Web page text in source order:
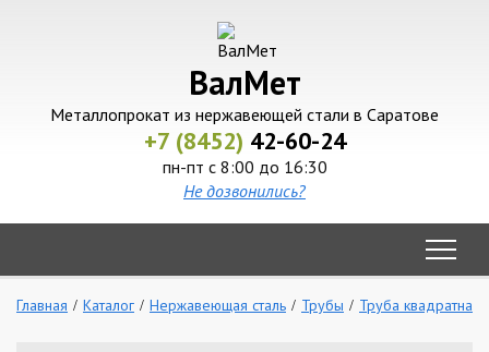
ВалМет
Металлопрокат из нержавеющей стали в Саратове
+7 (8452) 42-60-24
пн-пт с 8:00 до 16:30
Не дозвонились?
Главная Каталог Нержавеющая сталь Трубы Труба квадратная